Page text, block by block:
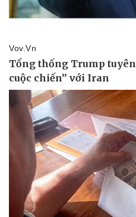
Thể thao
Bóng đá
Lịch thi đấu bóng đá